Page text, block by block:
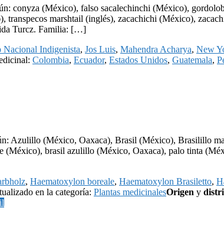
conyza (México), falso sacalechinchi (México),
marshtail (inglés), zacachichi (México),
Turcz. Familia: […]
Nacional Indigenista, Jos Luis, Mahendra Acharya, New
Colombia, Ecuador, Estados Unidos, Guatemala,
Azulillo (México, Oaxaca), Brasil (México), Brasilillo
brasil azulillo (México, Oaxaca), palo tinta
, Haematoxylon boreale, Haematoxylon Brasiletto,
en la categoría: Plantas medicinalesOrigen y